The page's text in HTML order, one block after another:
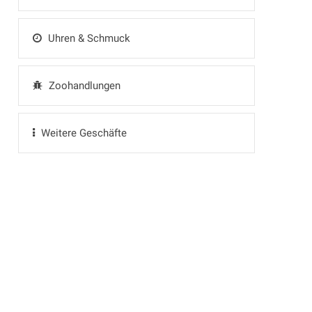
Uhren & Schmuck
Zoohandlungen
Weitere Geschäfte